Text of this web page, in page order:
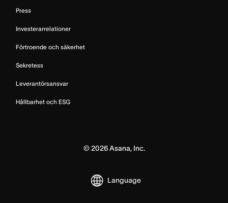
Press
Investerarrelationer
Förtroende och säkerhet
Sekretess
Leverantörsansvar
Hållbarhet och ESG
© 2026Asana, Inc.
Language